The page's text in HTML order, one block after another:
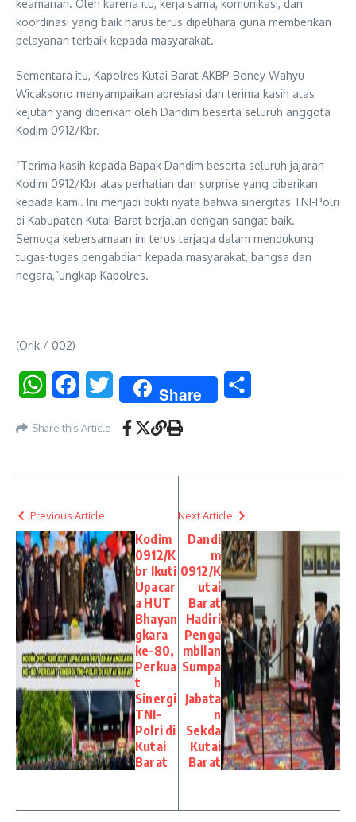
keamanan. Oleh karena itu, kerja sama, komunikasi, dan
koordinasi yang baik harus terus dipelihara guna memberikan
pelayanan terbaik kepada masyarakat.
Sementara itu, Kapolres Kutai Barat AKBP Boney Wahyu
Wicaksono menyampaikan apresiasi dan terima kasih atas
kejutan yang diberikan oleh Dandim beserta seluruh anggota
Kodim 0912/Kbr.
“Terima kasih kepada Bapak Dandim beserta seluruh jajaran
Kodim 0912/Kbr atas perhatian dan surprise yang diberikan
kepada kami. Ini menjadi bukti nyata bahwa sinergitas TNI-Polri
di Kabupaten Kutai Barat berjalan dengan sangat baik.
Semoga kebersamaan ini terus terjaga dalam mendukung
tugas-tugas pengabdian kepada masyarakat, bangsa dan
negara,”ungkap Kapolres.
(Orik / 002)
WhatsAppFacebookTwitter Share
Share this Article
Previous Article
Kodim
0912/K
br Ikuti
Upacar
a HUT
Bhayan
gkara
ke-80,
Perkua
t
Sinergi
TNI-
Polri di
Kutai
Barat
Next Article
Dandi
m
0912/K
utai
Barat
Hadiri
Penga
mbilan
Sumpa
h
Jabata
n
Sekda
Kutai
Barat